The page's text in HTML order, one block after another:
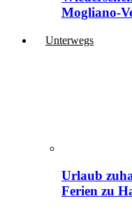
Mogliano-
Unterwegs
Urlaub
Ferien zu